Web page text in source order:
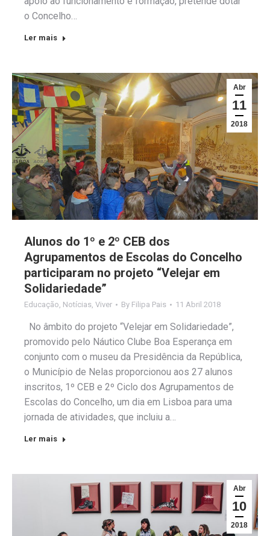
o Concelho…
Ler mais
Abr
11
2018
Alunos do 1º e 2º CEB dos
Agrupamentos de Escolas do Concelho
participaram no projeto “Velejar em
Solidariedade”
Educação Notícias Viver By Filipa Pais 11 Abril 2018
No âmbito do projeto “Velejar em Solidariedade”,
promovido pelo Náutico Clube Boa Esperança em
conjunto com o museu da Presidência da República,
o Município de Nelas proporcionou aos 27 alunos
inscritos, 1º CEB e 2º Ciclo dos Agrupamentos de
Escolas do Concelho, um dia em Lisboa para uma
jornada de atividades, que incluiu a…
Ler mais
Abr
10
2018